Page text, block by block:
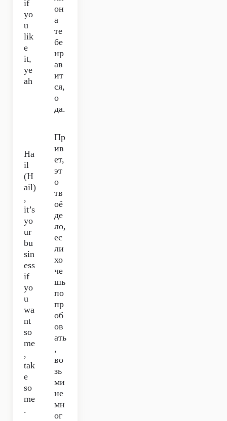
if
yo
u
lik
e
it,
ye
ah
он
а
те
бе
нр
ав
ит
ся,
о
да.
Ha
il
(H
ail)
,
it’s
yo
ur
bu
sin
ess
if
yo
u
wa
nt
so
me
,
tak
e
so
me
.
Пр
ив
ет,
эт
о
тв
оё
де
ло,
ес
ли
хо
че
шь
по
пр
об
ов
ать
,
во
зь
ми
не
мн
ог